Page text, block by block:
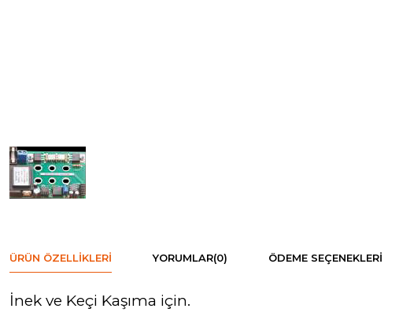
ÜRÜN ÖZELLIKLERI YORUMLAR(0) ÖDEME SEÇENEKLERI
İnek ve Keçi Kaşıma için.